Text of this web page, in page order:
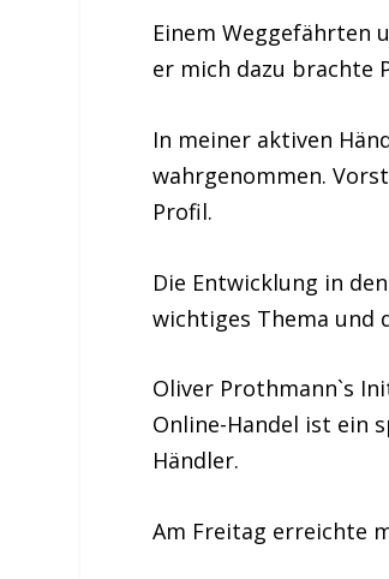
Einem Weggefährten
er mich dazu brachte
In meiner aktiven
wahrgenommen.
Profil.
Die Entwicklung in
wichtiges Thema und
Oliver Prothmann`s
Online-Handel ist ein
Händler.
Am Freitag erreichte